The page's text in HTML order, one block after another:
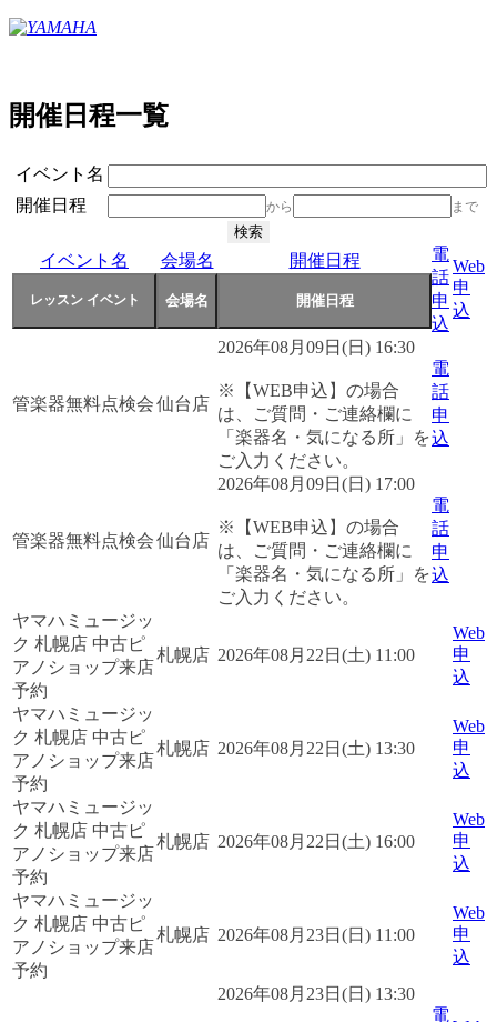
開催日程一覧
イベント名
開催日程
から まで
イベント名 会場名 開催日程
電
話
申
込
Web
申
込
管楽器無料点検会仙台店
2026年08月09日(日) 16:30
※【WEB申込】の場合
は、ご質問・ご連絡欄に
「楽器名・気になる所」を
ご入力ください。
電
話
申
込
管楽器無料点検会仙台店
2026年08月09日(日) 17:00
※【WEB申込】の場合
は、ご質問・ご連絡欄に
「楽器名・気になる所」を
ご入力ください。
電
話
申
込
ヤマハミュージッ
ク 札幌店 中古ピ
アノショップ来店
予約
札幌店 2026年08月22日(土) 11:00
Web
申
込
ヤマハミュージッ
ク 札幌店 中古ピ
アノショップ来店
予約
札幌店 2026年08月22日(土) 13:30
Web
申
込
ヤマハミュージッ
ク 札幌店 中古ピ
アノショップ来店
予約
札幌店 2026年08月22日(土) 16:00
Web
申
込
ヤマハミュージッ
ク 札幌店 中古ピ
アノショップ来店
予約
札幌店 2026年08月23日(日) 11:00
Web
申
込
2026年08月23日(日) 13:30
電